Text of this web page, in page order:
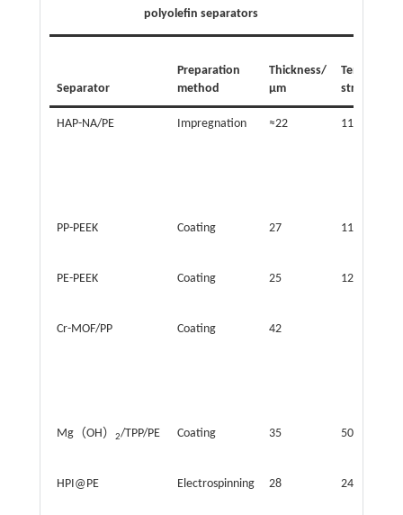
polyolefin separators
Separator
Preparation
method
Thickness/
μm
Tensile
strength/
HAP-NA/PE Impregnation ≈22 113
PP-PEEK Coating 27 115
PE-PEEK Coating 25 125
Cr-MOF/PP Coating 42
Mg（OH） 2/TPP/PE Coating 35 50.3
HPI@PE Electrospinning 28 24.3